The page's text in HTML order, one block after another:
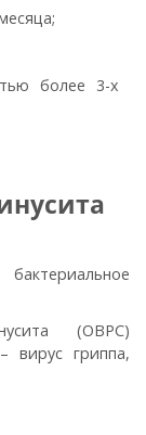
более 3-х
(ОВРС)
вирус гриппа,